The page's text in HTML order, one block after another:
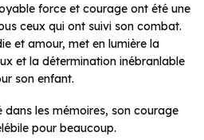
force et courage ont été une
ceux qui ont suivi son combat.
et amour, met en lumière la
et la détermination inébranlable
son enfant.
les mémoires, son courage
pour beaucoup.